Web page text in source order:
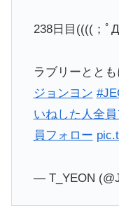
238日目((((；ﾟ
ラブリーとと
ジョンヨン
いねした人全
員フォロー
— T_YEON